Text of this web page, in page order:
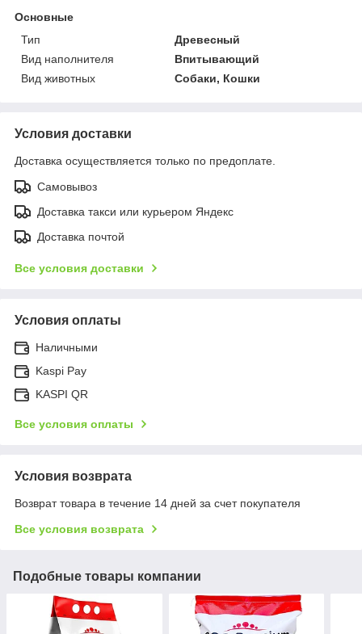
Основные
Тип
Древесный
Вид наполнителя
Впитывающий
Вид животных
Собаки, Кошки
Условия доставки
Доставка осуществляется только по предоплате.
Самовывоз
Доставка такси или курьером Яндекс
Доставка почтой
Все условия доставки
Условия оплаты
Наличными
Kaspi Pay
KASPI QR
Все условия оплаты
Условия возврата
Возврат товара в течение 14 дней за счет покупателя
Все условия возврата
Подобные товары компании